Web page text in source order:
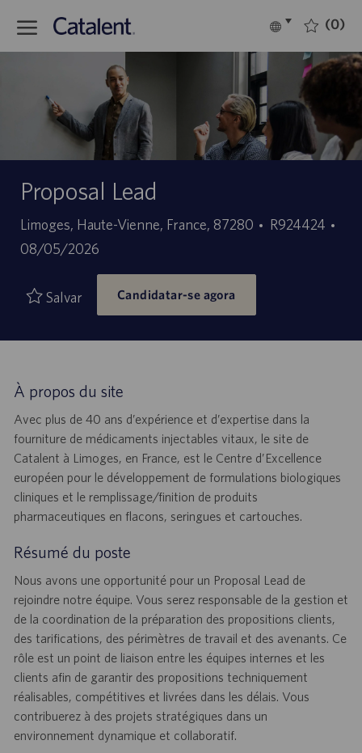
Language
Português (0)
Proposal Lead
Localização
Limoges, Haute-Vienne, France, 87280
ID
R924424
08/05/2026
Salvar Candidatar-se agora
À propos du site
Avec plus de 40 ans d’expérience et d’expertise dans la
fourniture de médicaments injectables vitaux, le site de
Catalent à Limoges, en France, est le Centre d’Excellence
européen pour le développement de formulations biologiques
cliniques et le remplissage/finition de produits
pharmaceutiques en flacons, seringues et cartouches.
Résumé du poste
Nous avons une opportunité pour un Proposal Lead de
rejoindre notre équipe. Vous serez responsable de la gestion et
de la coordination de la préparation des propositions clients,
des tarifications, des périmètres de travail et des avenants. Ce
rôle est un point de liaison entre les équipes internes et les
clients afin de garantir des propositions techniquement
réalisables, compétitives et livrées dans les délais. Vous
contribuerez à des projets stratégiques dans un
environnement dynamique et collaboratif.